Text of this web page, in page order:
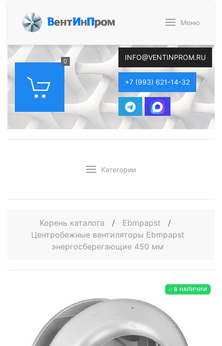
ВентИнПром Меню
0 INFO@VENTINPROM.RU
+7 (993) 621-14-32
Категории
Корень каталога / Ebmpapst
/
Центробежные вентиляторы Ebmpapst
энергосберегающие 450 мм
✅ В НАЛИЧИИ